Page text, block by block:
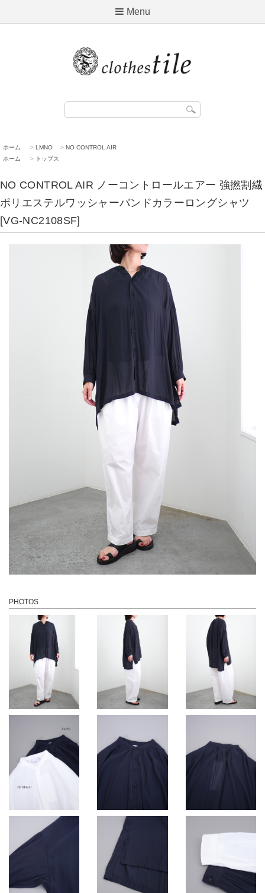
Menu
ホーム > LMNO > NO CONTROL AIR
ホーム
> トップス
NO CONTROL AIR ノーコントロールエアー 強撚割繊
ポリエステルワッシャーバンドカラーロングシャツ
[VG-NC2108SF]
PHOTOS